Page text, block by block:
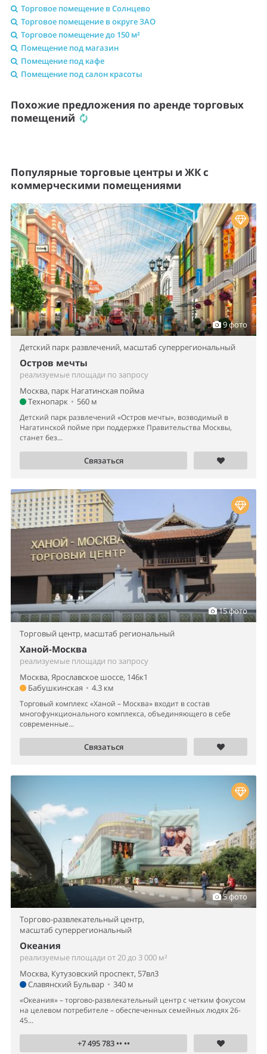
Торговое помещение в Солнцево
Торговое помещение в округе ЗАО
Торговое помещение до 150 м²
Помещение под магазин
Помещение под кафе
Помещение под салон красоты
Похожие предложения по аренде торговых
помещений
Популярные торговые центры и ЖК с
коммерческими помещениями
9 фото
Детский парк развлечений, масштаб суперрегиональный
Остров мечты
реализуемые площади по запросу
Москва, парк Нагатинская пойма
Технопарк • 560 м
Детский парк развлечений «Остров мечты», возводимый в
Нагатинской пойме при поддержке Правительства Москвы,
станет без...
Связаться
15 фото
Торговый центр, масштаб региональный
Ханой-Москва
реализуемые площади по запросу
Москва, Ярославское шоссе, 146к1
Бабушкинская • 4.3 км
Торговый комплекс «Ханой – Москва» входит в состав
многофункционального комплекса, объединяющего в себе
современные...
Связаться
5 фото
Торгово-развлекательный центр,
масштаб суперрегиональный
Океания
реализуемые площади от 20 до 3 000 м²
Москва, Кутузовский проспект, 57вл3
Славянский Бульвар • 340 м
«Океания» – торгово-развлекательный центр с четким фокусом
на целевом потребителе – обеспеченных семейных людях 26-
45...
+7 495 783 •• ••